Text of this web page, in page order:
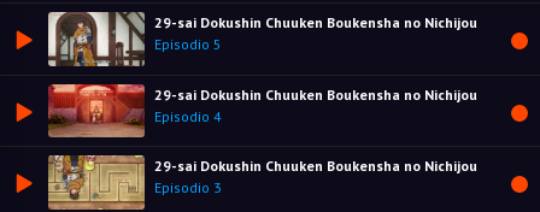
29-sai Dokushin Chuuken Boukensha no Nichijou
Episodio 5
29-sai Dokushin Chuuken Boukensha no Nichijou
Episodio 4
29-sai Dokushin Chuuken Boukensha no Nichijou
Episodio 3